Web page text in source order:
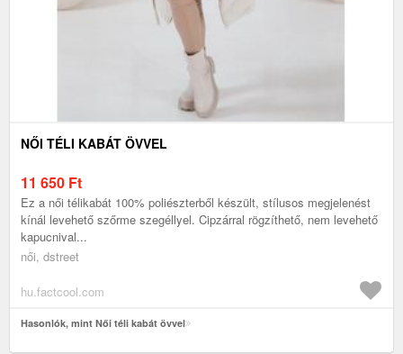
NŐI TÉLI KABÁT ÖVVEL
11 650 Ft
Ez a női télikabát 100% poliészterből készült, stílusos megjelenést
kínál levehető szőrme szegéllyel. Cipzárral rögzíthető, nem levehető
kapucnival...
női, dstreet
hu.factcool.com
Hasonlók, mint Női téli kabát övvel